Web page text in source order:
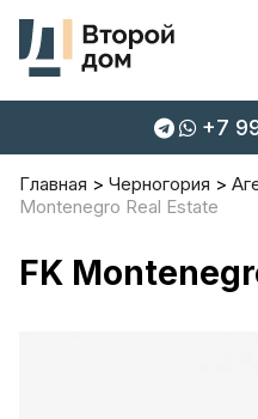
+7
Главная Черногория
Montenegro Real Estate
FK